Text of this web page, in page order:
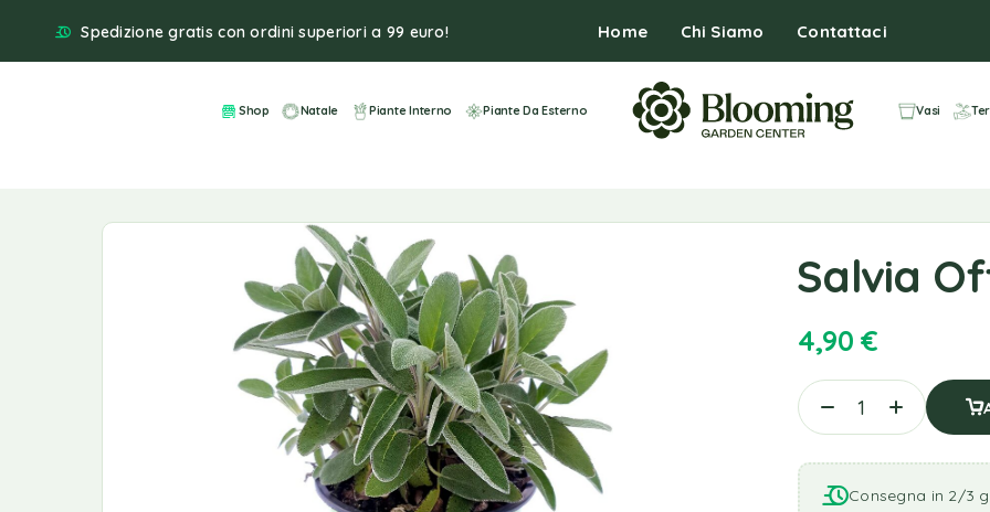
Spedizione gratis con ordini superiori a 99 euro! Home Chi Siamo Contattaci
Shop Natale Piante Interno Piante Da Esterno Vasi
Salvia
4,90 €
Consegna in 2/3